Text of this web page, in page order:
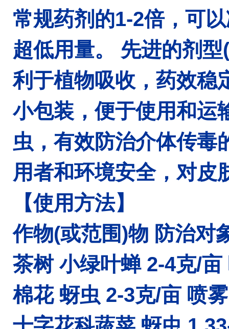
常规药剂的1-2倍，可
超低用量。 先进的剂
利于植物吸收，药效稳
小包装，便于使用和运
虫，有效防治介体传毒
用者和环境安全，对皮
【使用方法】
作物(或范围)物 防治对
茶树 小绿叶蝉 2-4克/亩
棉花 蚜虫 2-3克/亩 喷雾